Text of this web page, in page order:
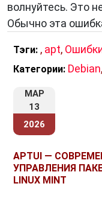
Источники
различные типы
включая HTTP,
Ключи подписи:
подписи
целостности.
Виртуальные
позволяют
Пакетные
позволяют
волнуйтесь. Это
Обычно эта
Тэги: , apt,
Категории: Debian,
МАР
13
2026
APTUI —
УПРАВЛЕНИЯ
LINUX MINT